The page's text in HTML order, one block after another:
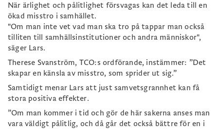
När ärlighet och pålitlighet försvagas kan det leda till en
ökad misstro i samhället.
"Om man inte vet vad man ska tro på tappar man också
tilliten till samhällsinstitutioner och andra människor",
säger Lars.
Therese Svanström, TCO:s ordförande, instämmer: ”Det
skapar en känsla av misstro, som sprider ut sig.”
Samtidigt menar Lars att just samvetsgrannhet kan få
stora positiva effekter.
”Om man kommer i tid och gör de här sakerna anses man
vara väldigt pålitlig, och då går det också bättre för en i